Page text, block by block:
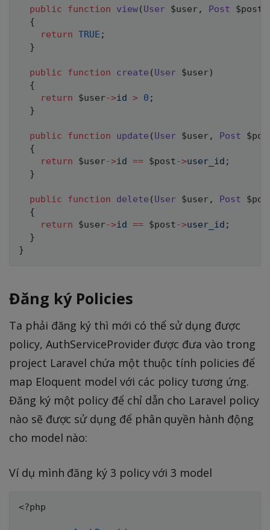
public function view( User $user, Post $post
{
return TRUE ;
}
public function create ( User $user)
{
return
$user->id > 0 ;
}
public function update ( User $user, Post
{
return
$user->id == $post->user_id ;
}
public function delete ( User $user, Post
{
return
$user->id == $post->user_id ;
}
}
Đăng ký Policies
Ta phải đăng ký thì mới có thể sử dụng được
policy, AuthServiceProvider được đưa vào trong
project Laravel chứa một thuộc tính policies để
map Eloquent model với các policy tương ứng.
Đăng ký một policy để chỉ dẫn cho Laravel policy
nào sẽ được sử dụng để phân quyền hành động
cho model nào:
Ví dụ mình đăng ký 3 policy với 3 model
<?php